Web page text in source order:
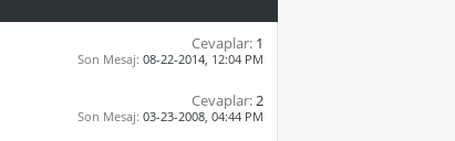
Cevaplar: 1
Son Mesaj: 08-22-2014, 12:04 PM
Cevaplar:2
Son Mesaj: 03-23-2008, 04:44 PM